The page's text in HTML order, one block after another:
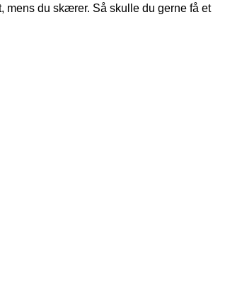
mens du skærer. Så skulle du gerne få et